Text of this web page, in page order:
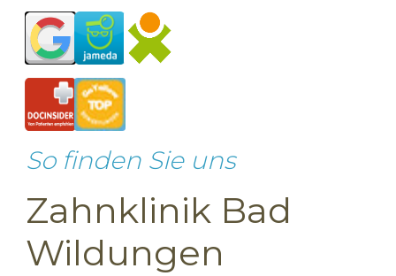
So finden Sie uns
Zahnklinik Bad
Wildungen